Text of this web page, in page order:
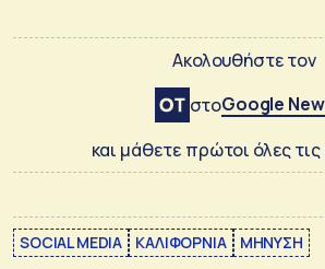
Ακολουθήστε τον
στοGoogle
και μάθετε πρώτοι όλες τις
SOCIAL MEDIA ΚΑΛΙΦΟΡΝΙΑ ΜΗΝΥΣΗ